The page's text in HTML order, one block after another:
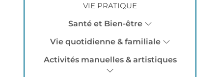
VIE PRATIQUE
Santé et Bien-être
Vie quotidienne & familiale
Activités manuelles & artistiques